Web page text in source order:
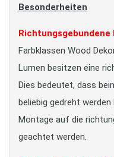
Besonderheiten
Richtungsgebundene
Farbklassen Wood
Lumen besitzen eine
Dies bedeutet, dass
beliebig gedreht
Montage auf die
geachtet werden.